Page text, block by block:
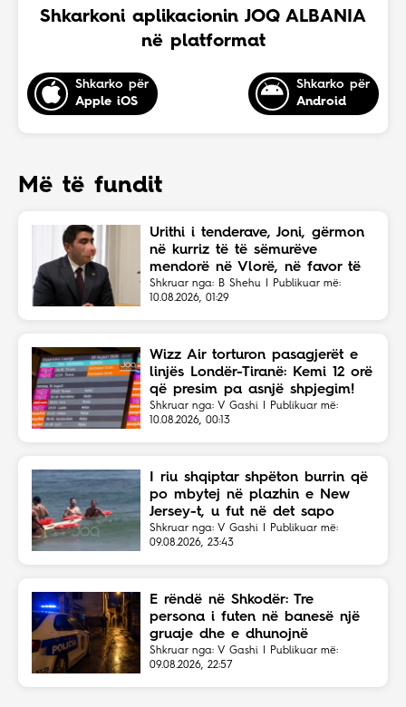
Shkarkoni aplikacionin JOQ ALBANIA
në platformat
Shkarko për
Apple iOS
Shkarko për
Android
Më të fundit
Urithi i tenderave, Joni, gërmon
në kurriz të të sëmurëve
mendorë në Vlorë, në favor të
Eriola Likajt të “Clean Fast”.
Shkruar nga: B Shehu | Publikuar më:
10.08.2026, 01:29
Wizz Air torturon pasagjerët e
linjës Londër-Tiranë: Kemi 12 orë
që presim pa asnjë shpjegim!
Shkruar nga: V Gashi | Publikuar më:
10.08.2026, 00:13
I riu shqiptar shpëton burrin që
po mbytej në plazhin e New
Jersey-t, u fut në det sapo
dëgjoi thirrjet për ndihmë
Shkruar nga: V Gashi | Publikuar më:
09.08.2026, 23:43
E rëndë në Shkodër: Tre
persona i futen në banesë një
gruaje dhe e dhunojnë
Shkruar nga: V Gashi | Publikuar më:
09.08.2026, 22:57